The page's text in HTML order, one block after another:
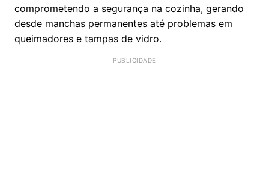
comprometendo a segurança na cozinha, gerando
desde manchas permanentes até problemas em
queimadores e tampas de vidro.